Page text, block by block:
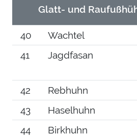
Glatt- und
40 Wachtel
41
Jagdfasan
42
Rebhuhn
43
Haselhuhn
44
Birkhuhn